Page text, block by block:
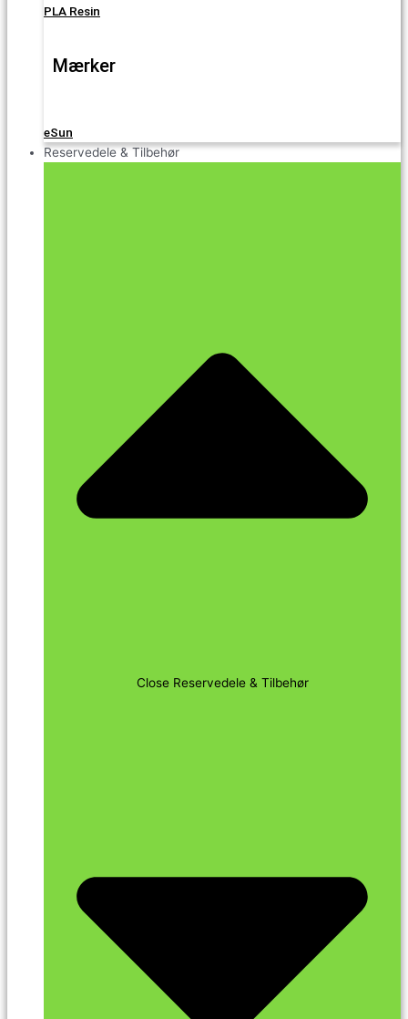
PLA Resin
Mærker
eSun
Reservedele & Tilbehør
Close Reservedele & Tilbehør